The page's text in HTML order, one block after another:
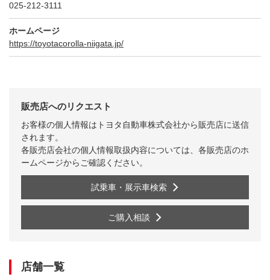
025-212-3111
ホームページ
https://toyotacorolla-niigata.jp/
販売店へのリクエスト
お客様の個人情報はトヨタ自動車株式会社から販売店に送信
されます。
各販売店会社の個人情報取扱内容については、各販売店のホ
ームページからご確認ください。
試乗車・展示車検索
ご購入相談
店舗一覧